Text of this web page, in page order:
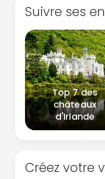
Suivre ses
Top 7 des
châteaux
d'Irlande
Créez votre